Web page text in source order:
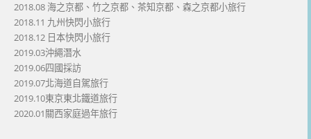
2018.08 海之京都、竹之京都、茶知京都、森之京都小旅行
2018.11 九州快閃小旅行
2018.12 日本快閃小旅行
2019.03沖繩潛水
2019.06四國採訪
2019.07北海道自駕旅行
2019.10東京東北鐵道旅行
2020.01關西家庭過年旅行